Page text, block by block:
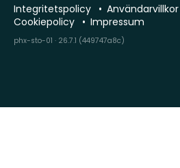
Integritetspolicy
Användarvillkor
Cookiepolicy
Impressum
phx-sto-01 · 26.7.1 (449747a8c)